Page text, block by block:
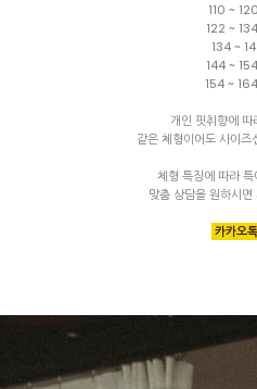
110 ~
122 ~
134 ~ 144cm
144 ~
154 ~
개인 핏취향에
같은 체형이어도 사이즈
체형 특징에 따라
맞춤 상담을 원하시
카카오